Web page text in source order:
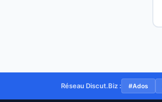
Réseau Discut.Biz : #Ados